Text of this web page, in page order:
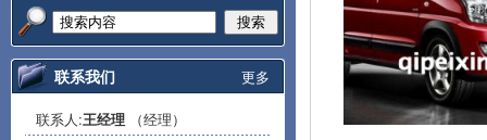
搜索
更多
联系我们
联系人:王经理 （经理）